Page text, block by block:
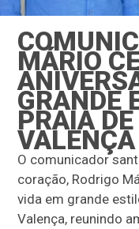
MÁRIO
GRANDE
PRAIA
VALENÇA
O comunicador
coração, Rodrigo
vida em grande
Valença, reunindo